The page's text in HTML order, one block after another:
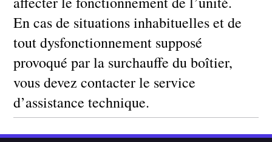
En cas de situations inhabituelles et de
tout dysfonctionnement supposé
provoqué par la surchauffe du boîtier,
vous devez contacter le service
d’assistance technique.